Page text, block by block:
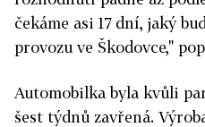
čekáme asi 17 dní, jaký
provozu ve Škodovce,"
Automobilka byla kvůli
šest týdnů zavřená.